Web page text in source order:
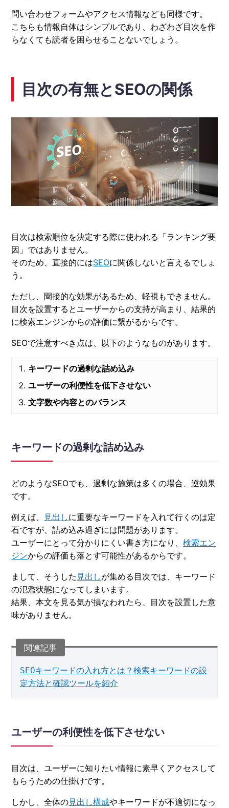
問い合わせフォームやアクセス情報なども同様です。
こちらも情報自体はシンプルであり、わざわざ目次を作
らなくても読者を困らせることないでしょう。
目次の有無とSEOの関係
目次は検索順位を決定する際に使われる「ランキング要
因」ではありません。
そのため、直接的にはSEOに関係しないと言えるでしょ
う。
ただし、間接的な効果があるため、軽視もできません。
目次を設置するとユーザーからの支持が高まり、結果的
に検索エンジンからの評価に繋がるからです。
SEOで注意すべき点は、以下のようなものがあります。
キーワードの過剰な詰め込み
ユーザーの利便性を低下させない
文字数や内容とのバランス
キーワードの過剰な詰め込み
どのようなSEOでも、過剰な施策は多くの場合、逆効果
です。
例えば、 見出しに重要なキーワードを入れて行くのは定
石ですが、詰め込み過ぎには問題があります。
ユーザーにとって分かりにくい書き方になり、検索エン
ジンからの評価も落とす可能性があるからです。
まして、そうした 見出しが集める目次では、キーワード
の氾濫状態になってしまいます。
結果、本文を見る気が損なわれたら、目次を設置した意
味がありません。
SEOキーワードの入れ方とは？検索キーワードの設
定方法と確認ツールを紹介
ユーザーの利便性を低下させない
目次は、ユーザーに知りたい情報に素早くアクセスして
もらうための仕掛けです。
しかし、全体の見出し構成やキーワードが不適切になっ